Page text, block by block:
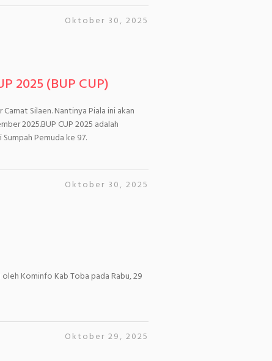
Oktober 30, 2025
2025 (BUP CUP)
Silaen. Nantinya Piala ini akan
2025.BUP CUP 2025 adalah
Pemuda ke 97.
Oktober 30, 2025
Kominfo Kab Toba pada Rabu, 29
Oktober 29, 2025